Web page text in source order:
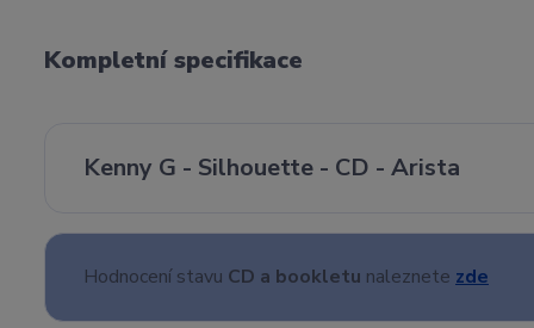
Kompletní specifikace
Kenny G - Silhouette - CD - Arista
Hodnocení stavu CD a bookletu naleznete zde